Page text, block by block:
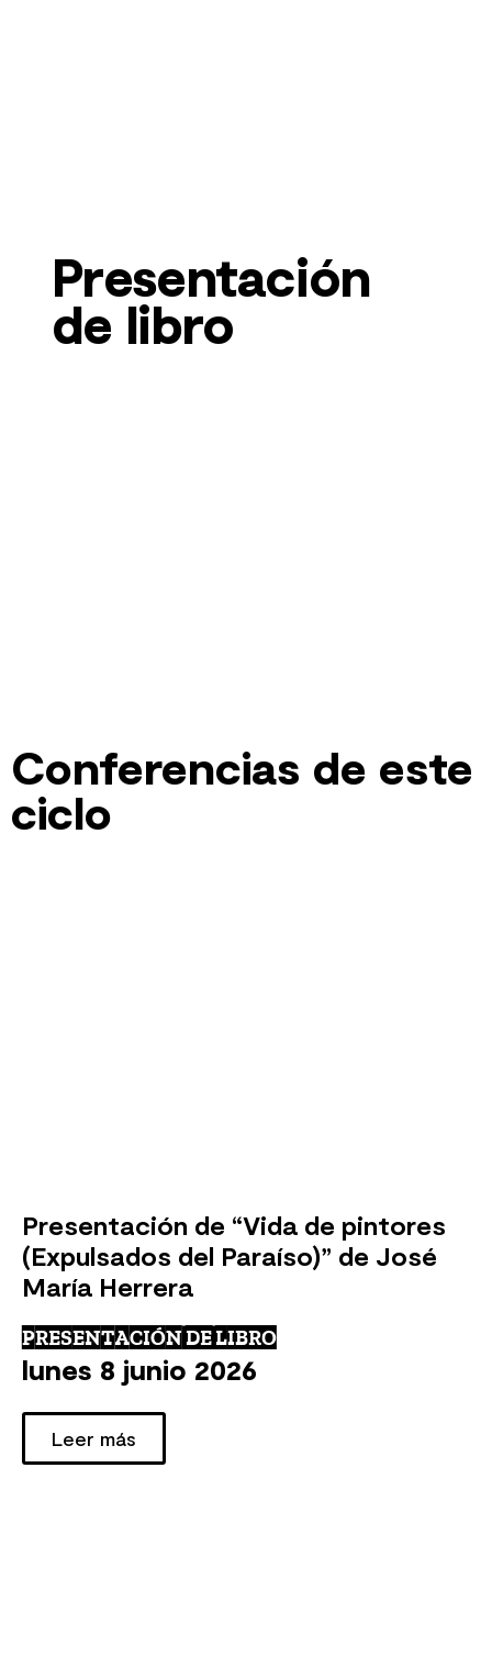
Presentación
de libro
Conferencias de este
ciclo
Presentación de “Vida de pintores
(Expulsados del Paraíso)” de José
María Herrera
PRESENTACIÓN DE LIBRO
lunes 8 junio 2026
Leer más